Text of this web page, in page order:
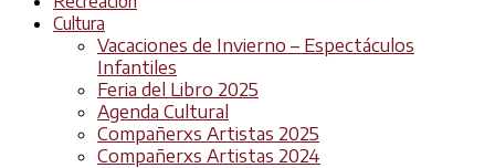
Cultura
Vacaciones de Invierno – Espectáculos
Infantiles
Feria del Libro 2025
Agenda Cultural
Compañerxs Artistas 2025
Compañerxs Artistas 2024